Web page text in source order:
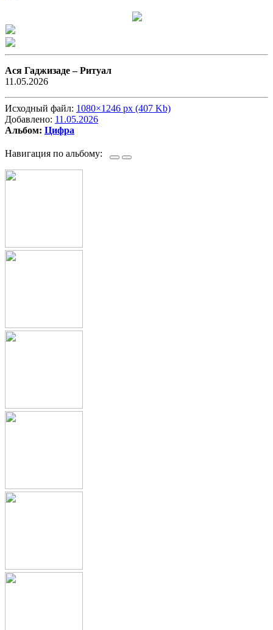
Aся Гаджизаде –Ритуал
11.05.2026
Исходный файл: 1080×1246 px (407 Kb)
Добавлено: 11.05.2026
Альбом: Цифра
Навигация по альбому: